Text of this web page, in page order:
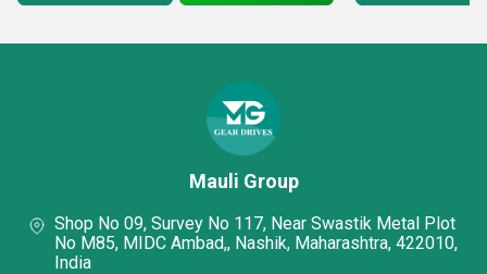
Mauli Group
Shop No 09, Survey No 117, Near Swastik Metal Plot
No M85, MIDC Ambad,, Nashik, Maharashtra, 422010,
India